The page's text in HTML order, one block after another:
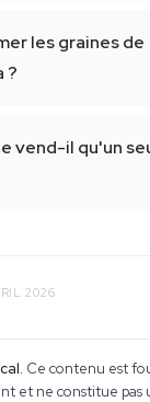
les graines de
?
vend-il qu'un
2026
Ce contenu est
et ne constitue pas